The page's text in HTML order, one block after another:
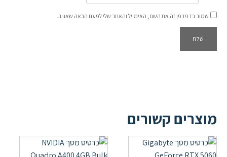
שמור בדפדפן זה את השם, האימייל והאתר שלי לפעם הבאה שאגיב.
מוצרים קשורים